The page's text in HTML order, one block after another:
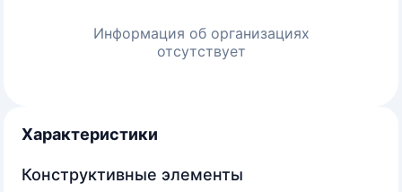
Информация об организациях
отсутствует
Характеристики
Конструктивные элементы